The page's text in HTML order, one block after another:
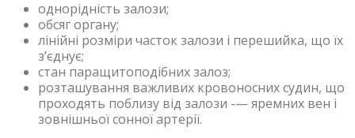
однорідність залози;
обсяг органу;
лінійні розміри часток залози і перешийка, що їх
з’єднує;
стан паращитоподібних залоз;
розташування важливих кровоносних судин, що
проходять поблизу від залози -— яремних вен і
зовнішньої сонної артерії.